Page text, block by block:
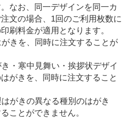
なお、同一デザインを同一カ
文の場合、1回のご利用枚数に
刷料金が適用となります。
きを、同時に注文することが
・寒中見舞い・挨拶状デザイ
がきを、同時に注文すること
がきの異なる種別のはがき
ことができません。